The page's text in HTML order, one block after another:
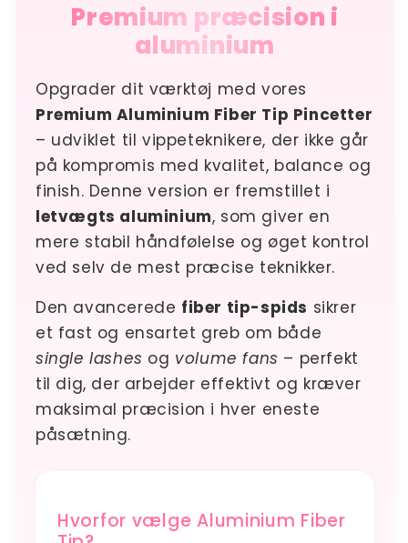
Premium præcision i
aluminium
Opgrader dit værktøj med vores
Premium Aluminium Fiber Tip Pincetter
– udviklet til vippeteknikere, der ikke går
på kompromis med kvalitet, balance og
finish. Denne version er fremstillet i
letvægts aluminium, som giver en
mere stabil håndfølelse og øget kontrol
ved selv de mest præcise teknikker.
Den avancerede fiber tip-spids sikrer
et fast og ensartet greb om både
single lashes og volume fans – perfekt
til dig, der arbejder effektivt og kræver
maksimal præcision i hver eneste
påsætning.
Hvorfor vælge Aluminium Fiber